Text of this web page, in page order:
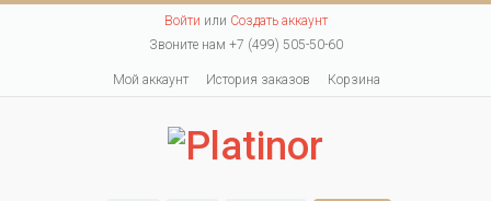
Войти или Создать аккаунт
Звоните нам +7 (499) 505-50-60
Мой аккаунт История заказов Корзина